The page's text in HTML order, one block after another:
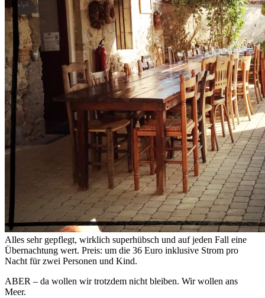
Alles sehr gepflegt, wirklich superhübsch und auf jeden Fall eine
Übernachtung wert. Preis: um die 36 Euro inklusive Strom pro
Nacht für zwei Personen und Kind.
ABER – da wollen wir trotzdem nicht bleiben. Wir wollen ans
Meer.